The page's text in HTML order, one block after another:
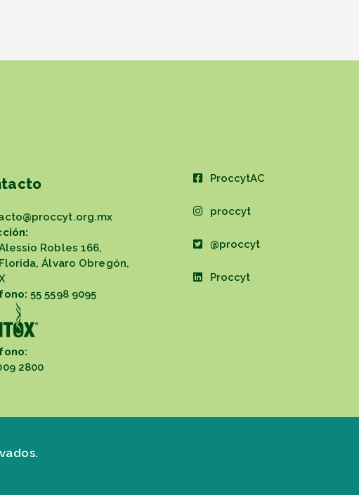
Robles 166,
Álvaro Obregón,
55 5598 9095
2800
ProccytAC
proccyt
@proccyt
Proccyt